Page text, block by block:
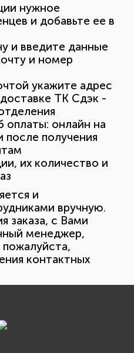
нужное
и добавьте ее в
и введите данные
и номер
укажите адрес
ТК Сдэк -
оплаты: онлайн на
после получения
их количество и
и
вручную.
заказа, с Вами
менеджер,
контактных